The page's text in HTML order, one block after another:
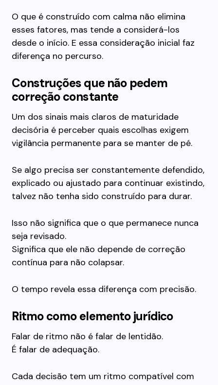
O que é construído com calma não elimina
esses fatores, mas tende a considerá-los
desde o início. E essa consideração inicial faz
diferença no percurso.
Construções que não pedem
correção constante
Um dos sinais mais claros de maturidade
decisória é perceber quais escolhas exigem
vigilância permanente para se manter de pé.
Se algo precisa ser constantemente defendido,
explicado ou ajustado para continuar existindo,
talvez não tenha sido construído para durar.
Isso não significa que o que permanece nunca
seja revisado.
Significa que ele não depende de correção
contínua para não colapsar.
O tempo revela essa diferença com precisão.
Ritmo como elemento jurídico
Falar de ritmo não é falar de lentidão.
É falar de adequação.
Cada decisão tem um ritmo compatível com